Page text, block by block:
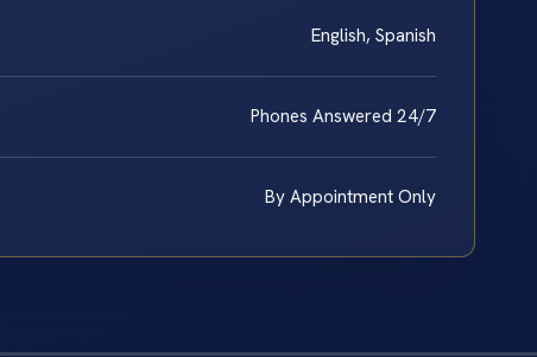
English, Spanish
Phones Answered 24/7
By Appointment Only